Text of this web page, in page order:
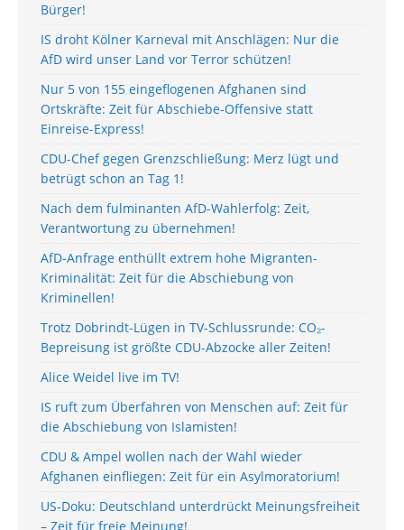
Bürger!
IS droht Kölner Karneval mit Anschlägen: Nur die
AfD wird unser Land vor Terror schützen!
Nur 5 von 155 eingeflogenen Afghanen sind
Ortskräfte: Zeit für Abschiebe-Offensive statt
Einreise-Express!
CDU-Chef gegen Grenzschließung: Merz lügt und
betrügt schon an Tag 1!
Nach dem fulminanten AfD-Wahlerfolg: Zeit,
Verantwortung zu übernehmen!
AfD-Anfrage enthüllt extrem hohe Migranten-
Kriminalität: Zeit für die Abschiebung von
Kriminellen!
Trotz Dobrindt-Lügen in TV-Schlussrunde: CO₂-
Bepreisung ist größte CDU-Abzocke aller Zeiten!
Alice Weidel live im TV!
IS ruft zum Überfahren von Menschen auf: Zeit für
die Abschiebung von Islamisten!
CDU & Ampel wollen nach der Wahl wieder
Afghanen einfliegen: Zeit für ein Asylmoratorium!
US-Doku: Deutschland unterdrückt Meinungsfreiheit
– Zeit für freie Meinung!